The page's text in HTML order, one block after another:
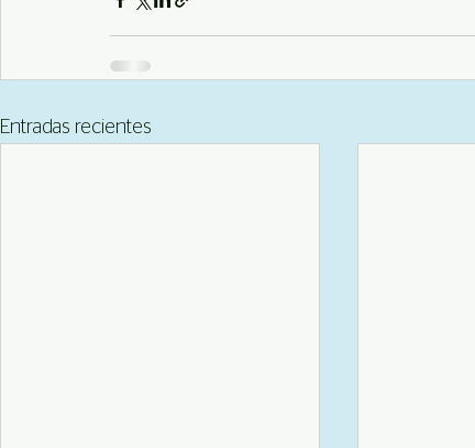
Entradas recientes